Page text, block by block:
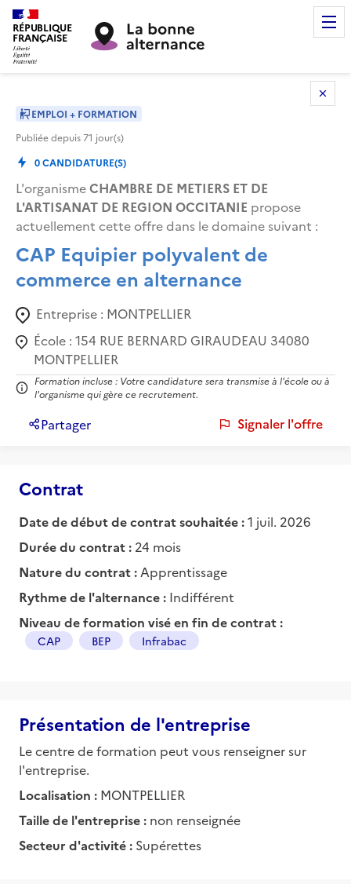
RÉPUBLIQUE
FRANÇAISE
EMPLOI + FORMATION
Publiée depuis71 jour(s)
0CANDIDATURE(S)
L'organismeCHAMBRE DE METIERS ET DE
L'ARTISANAT DE REGION OCCITANIE propose
actuellement cette offre dans le domaine suivant :
CAP Equipier polyvalent de
commerce en alternance
Entreprise : MONTPELLIER
École : 154 RUE BERNARD GIRAUDEAU 34080
MONTPELLIER
Formation incluse : Votre candidature sera transmise à l'école ou à
l'organisme qui gère ce recrutement.
Partager Signaler l'offre
Contrat
Date de début de contrat souhaitée :1 juil. 2026
Durée du contrat : 24 mois
Nature du contrat : Apprentissage
Rythme de l'alternance : Indifférent
Niveau de formation visé en fin de contrat :
CAP BEP Infrabac
Présentation de l'entreprise
Le centre de formation peut vous renseigner sur
l'entreprise.
Localisation : MONTPELLIER
Taille de l'entreprise : non renseignée
Secteur d'activité : Supérettes